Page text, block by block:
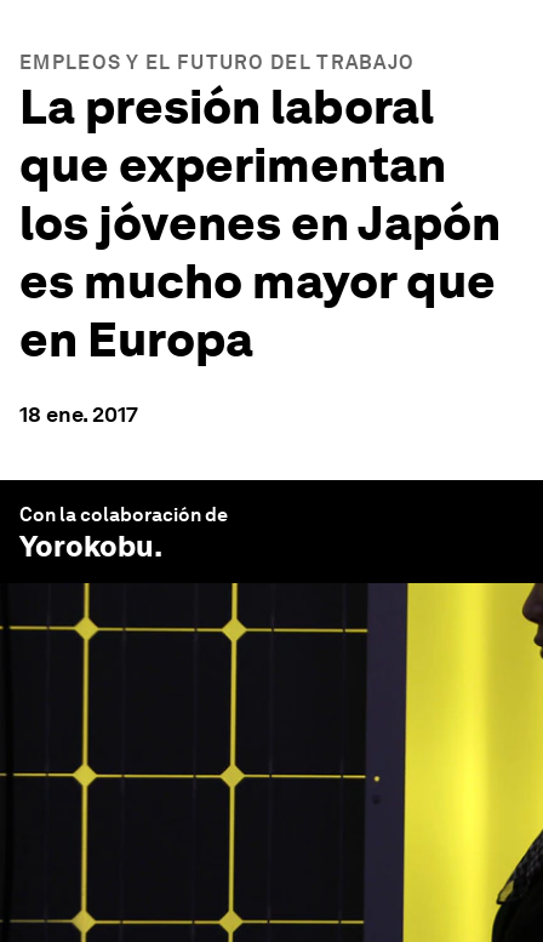
EMPLEOS Y EL FUTURO DEL TRABAJO
La presión laboral
que experimentan
los jóvenes en Japón
es mucho mayor que
en Europa
18 ene. 2017
Con la colaboración de
Yorokobu.